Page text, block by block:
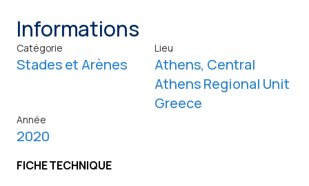
Informations
Catégorie
Stades et Arènes
Lieu
Athens, Central
Athens Regional Unit
Greece
Année
2020
FICHE TECHNIQUE